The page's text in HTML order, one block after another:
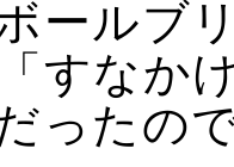
ールブ
すなか
ったの